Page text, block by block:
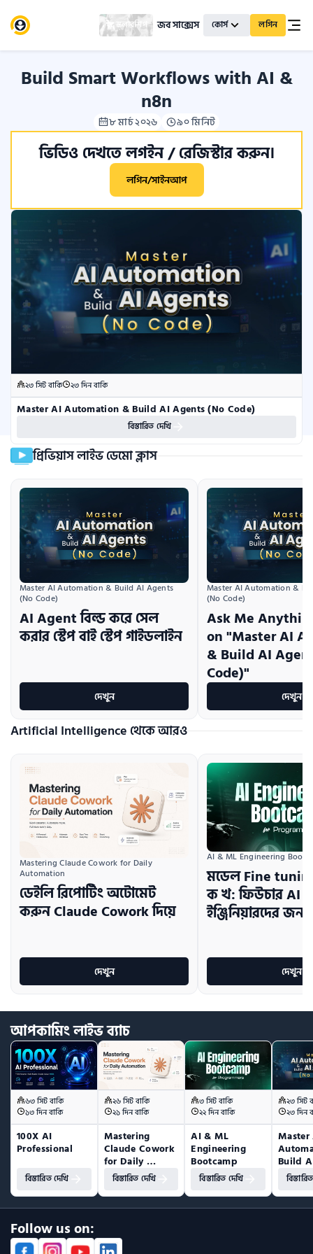
স্কলারশিপ জব সাক্সেস কোর্স লগিন
Build Smart Workflows with AI &
n8n
৮ মার্চ ২০২৬ ৯০ মিনিট
ভিডিও দেখতে লগইন / রেজিস্টার করুন।
লগিন/সাইনআপ
২৩ সিট বাকি ২৩ দিন বাকি
Master AI Automation & Build AI Agents (No Code)
বিস্তারিত দেখি
প্রিভিয়াস লাইভ ডেমো ক্লাস
Master AI Automation & Build AI Agents
(No Code)
AI Agent বিল্ড করে সেল
করার স্টেপ বাই স্টেপ গাইডলাইন
দেখুন
Master AI Automation &
(No Code)
Ask Me
on "Master AI
& Build AI
Code)"
দেখুন
Artificial Intelligence থেকে আরও
Mastering Claude Cowork for Daily
Automation
ডেইলি রিপোর্টিং অটোমেট
করুন Claude Cowork দিয়ে
দেখুন
AI & ML Engineering
মডেল Fine
ক খ: ফিউচার AI
ইঞ্জিনিয়ারদের জন্য
দেখুন
আপকামিংলাইভব্যাচ
৬৩ সিট বাকি
১৩ দিন বাকি
100X AI
Professional
বিস্তারিত দেখি
২৬ সিট বাকি
২১ দিন বাকি
Mastering
Claude Cowork
for Daily
Automation
বিস্তারিত দেখি
৩ সিট বাকি
২২ দিন বাকি
AI & ML
Engineering
Bootcamp
বিস্তারিত দেখি
২৩ সিট
২৩ দিন
Master
Build
(No
Follow us on: